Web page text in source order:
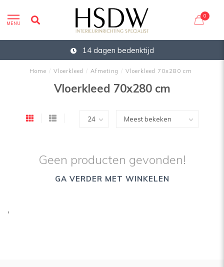
MENU
0
14 dagen bedenktijd
Home / Vloerkleed / Afmeting / Vloerkleed 70x280 cm
Vloerkleed 70x280 cm
Geen producten gevonden!
GA VERDER MET WINKELEN
'